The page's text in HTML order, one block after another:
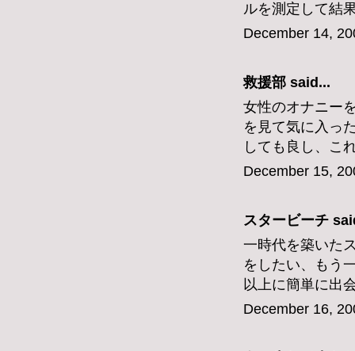
ルを測定して結
December 14,
救援部 said...
女性のオナニー
を見て気に入っ
しても良し、こ
December 15,
スタービーチ
一時代を築いた
をしたい、もう
以上に簡単に出
December 16,